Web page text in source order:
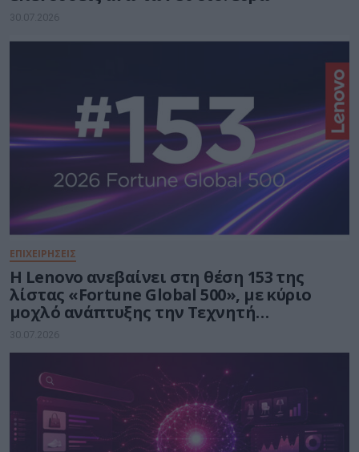
30.07.2026
ΕΠΙΧΕΙΡΗΣΕΙΣ
Η Lenovo ανεβαίνει στη θέση 153 της
λίστας «Fortune Global 500», με κύριο
μοχλό ανάπτυξης την Τεχνητή
Νοημοσύνη
30.07.2026